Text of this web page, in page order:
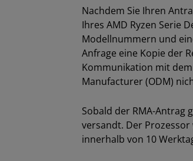
Nachdem Sie Ihren
Ihres AMD Ryzen Serie
Modellnummern und
Anfrage eine Kopie der
Kommunikation mit
Manufacturer (ODM)
Sobald der RMA-Antrag
versandt. Der
innerhalb von 10